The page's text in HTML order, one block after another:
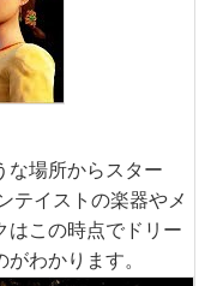
な場所からスター
テイストの楽器やメ
はこの時点でドリー
わかります。